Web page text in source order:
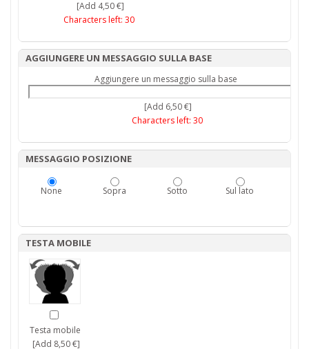
[Add 4,50 €]
Characters left: 30
AGGIUNGERE UN MESSAGGIO SULLA BASE
Aggiungere un messaggio sulla base
[Add 6,50 €]
Characters left: 30
MESSAGGIO POSIZIONE
None Sopra Sotto Sul lato
TESTA MOBILE
Testa mobile
[Add 8,50 €]